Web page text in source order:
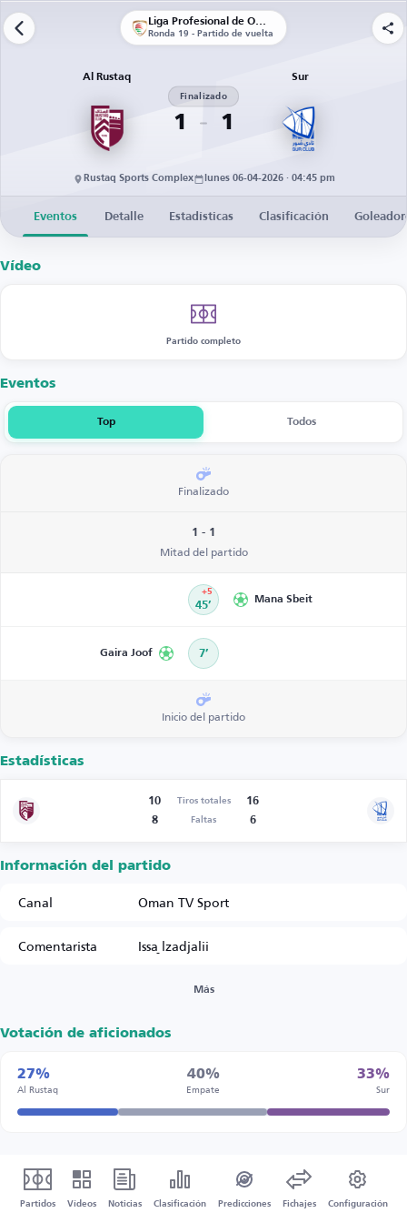
Liga Profesional de Omán
Ronda 19 - Partido de vuelta
Al Rustaq
1
Finalizado
1
Sur
Rustaq Sports Complex lunes 06-04-2026 · 04:45 pm
Eventos Detalle Estadísticas Clasificación
Vídeo
Partido completo
Eventos
Top Todos
Finalizado
1 - 1
Mitad del partido
45’
+5
Mana Sbeit
Gaira Joof 7’
Inicio del partido
Estadísticas
10 Tiros totales
16
8
Faltas 6
Información del partido
Canal
Oman TV Sport
Comentarista
Issa ِlzadjalii
Más
Votación de aficionados
27%
Al Rustaq
40%
Empate
33%
Sur
Partidos Vídeos Noticias Clasificación Predicciones Fichajes Configuración